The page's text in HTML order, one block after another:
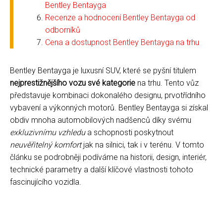
Bentley Bentayga
Recenze a hodnocení Bentley Bentayga od
odborníků
Cena a dostupnost Bentley Bentayga na trhu
Bentley Bentayga je luxusní SUV, které se pyšní titulem
nejprestižnějšího vozu své kategorie na trhu. Tento vůz
představuje kombinaci dokonalého designu, prvotřídního
vybavení a výkonných motorů. Bentley Bentayga si získal
obdiv mnoha automobilových nadšenců díky svému
exkluzivnímu vzhledua schopnosti poskytnout
neuvěřitelný komfortjak na silnici, tak i v terénu. V tomto
článku se podrobněji podíváme na historii, design, interiér,
technické parametry a další klíčové vlastnosti tohoto
fascinujícího vozidla.